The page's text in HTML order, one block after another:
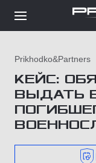
Prikhodko&Partners
КЕЙС:
ВЫДАТЬ